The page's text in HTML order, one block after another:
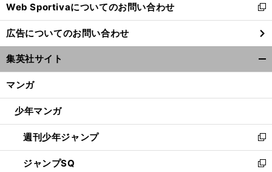
く
Web Sportivaについてのお問い合わせ
新
し
い
ウ
ィ
ン
ウ
開
く
広告についてのお問い合わせ
集英社サイト
マンガ
少年マンガ
週刊少年ジャンプ
新
し
い
ジャンプSQ
新